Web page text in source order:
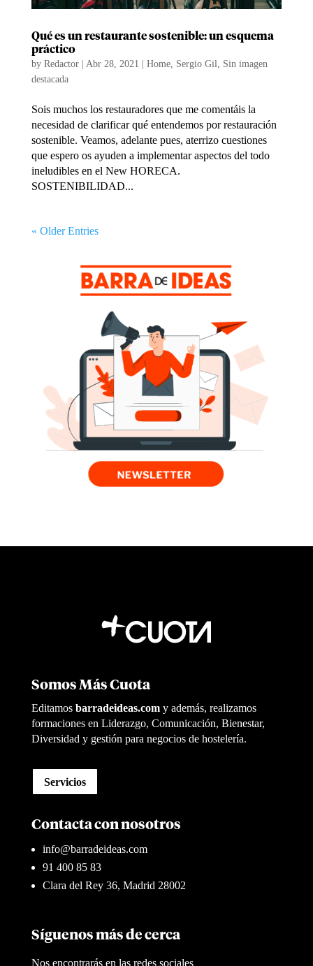
Qué es un restaurante sostenible: un esquema
práctico
by Redactor| Abr 28, 2021 Home, Sergio Gil, Sin imagen
destacada
Sois muchos los restauradores que me comentáis la
necesidad de clarificar qué entendemos por restauración
sostenible. Veamos, adelante pues, aterrizo cuestiones
que espero os ayuden a implementar aspectos del todo
ineludibles en el New HORECA.
SOSTENIBILIDAD...
« Older Entries
Somos Más Cuota
Editamosbarradeideas.com y además, realizamos
formaciones en Liderazgo, Comunicación, Bienestar,
Diversidad y gestión para negocios de hostelería.
Servicios
Contacta con nosotros
info@barradeideas.com
91 400 85 83
Clara del Rey 36, Madrid 28002
Síguenos más de cerca
Nos encontrarás en las redes sociales